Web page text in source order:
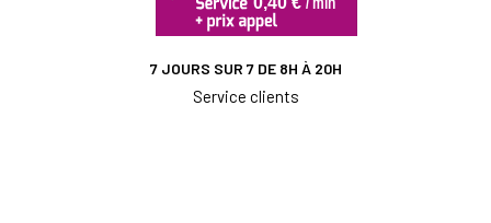
7 JOURS SUR 7 DE 8H À 20H
Service clients